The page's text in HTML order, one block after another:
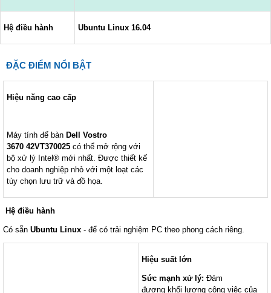
Hệ điều hành Ubuntu Linux 16.04
ĐẶC ĐIỂM NỔI BẬT
Hiệu năng cao cấp
Máy tính để bàn Dell Vostro
3670 42VT370025 có thể mở rộng với
bộ xử lý Intel® mới nhất. Được thiết kế
cho doanh nghiệp nhỏ với một loạt các
tùy chọn lưu trữ và đồ họa.
Hệ điều hành
Có sẵn Ubuntu Linux - để có trải nghiệm PC theo phong cách riêng.
Hiệu suất lớn
Sức mạnh xử lý: Đảm
đương khối lượng công việc của